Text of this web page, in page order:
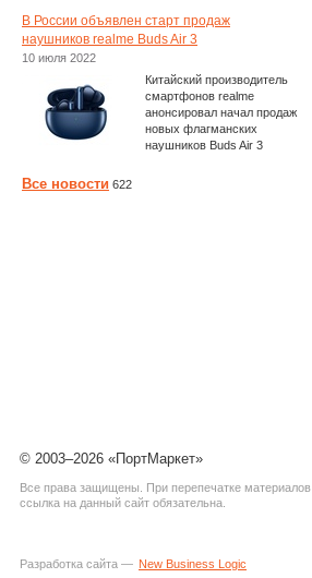
В России объявлен старт продаж
наушников realme Buds Air 3
10 июля 2022
Китайский производитель
смартфонов realme
анонсировал начал продаж
новых флагманских
наушников Buds Air 3
Все новости 622
© 2003–2026 «ПортМаркет»
Все права защищены. При перепечатке материалов
ссылка на данный сайт обязательна.
Разработка сайта — New Business Logic